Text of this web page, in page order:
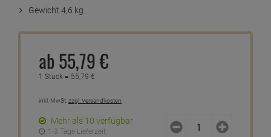
Gewicht 4,6 kg
ab 55,79€
1 Stück = 55,79 €
inkl. MwSt.zzgl. Versandkosten
Mehr als 10 verfügbar
1-3 Tage Lieferzeit